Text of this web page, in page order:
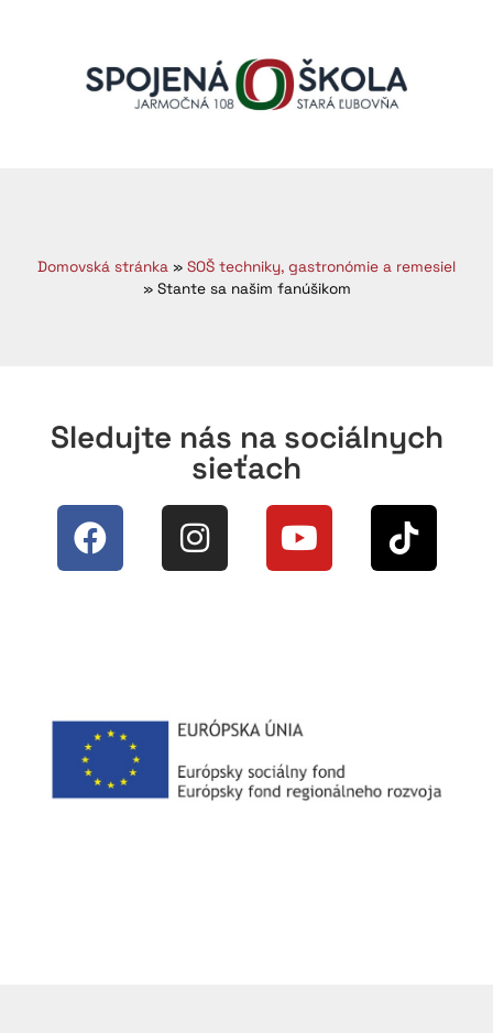
Domovská stránka » SOŠ techniky, gastronómie a remesiel
» Stante sa našim fanúšikom
Sledujte nás na sociálnych
sieťach